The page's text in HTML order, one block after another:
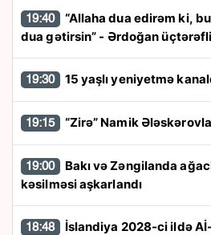
19:40
dua gətirsin” - Ərdoğan
19:30 15 yaşlı yeniyetmə
19:15 “Zirə” Namik Ələskərovla
19:00
kəsilməsi aşkarlandı
18:48 İslandiya 2028-ci ildə